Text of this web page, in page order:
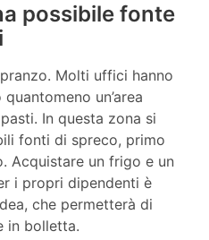
possibile fonte
Molti uffici hanno
un’area
In questa zona si
fonti di spreco, primo
Acquistare un frigo e un
i propri dipendenti è
che permetterà di
in bolletta.